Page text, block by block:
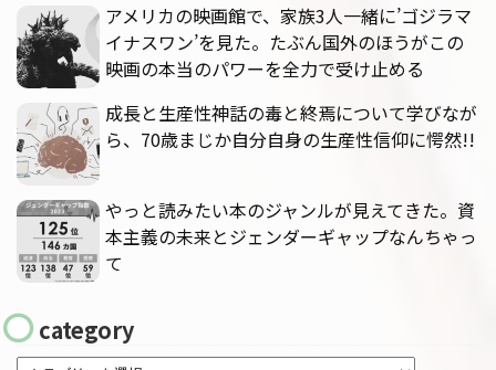
アメリカの映画館で、家族3人一緒に’ゴジラマ
イナスワン’を見た。たぶん国外のほうがこの
映画の本当のパワーを全力で受け止める
成長と生産性神話の毒と終焉について学びなが
ら、70歳まじか自分自身の生産性信仰に愕然!!
やっと読みたい本のジャンルが見えてきた。資
本主義の未来とジェンダーギャップなんちゃっ
て
category